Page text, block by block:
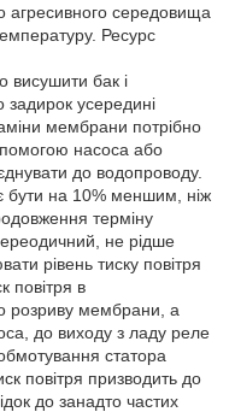
агресивного середовища
Ресурс
висушити бак і
задирок усередині
мембрани потрібно
насоса або
до водопроводу.
бути на 10% меншим, ніж
терміну
не рідше
рівень тиску повітря
повітря в
розриву мембрани, а
до виходу з ладу реле
статора
повітря призводить до
до занадто частих